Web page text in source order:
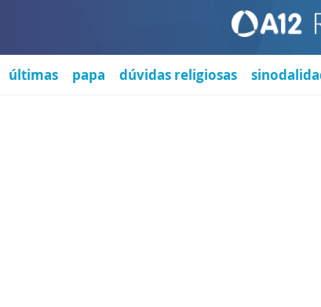
últimas papa dúvidas religiosas